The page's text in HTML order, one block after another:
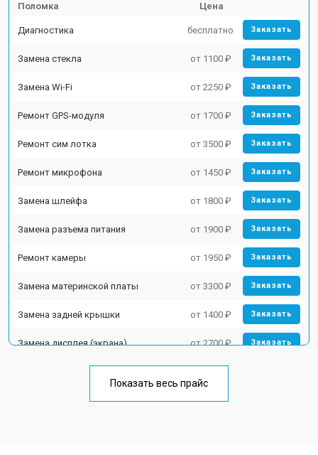
Поломка Цена
Диагностика бесплатно Заказать
Замена стекла от 1100 ₽ Заказать
Замена Wi-Fi от 2250 ₽ Заказать
Ремонт GPS-модуля от 1700 ₽ Заказать
Ремонт сим лотка от 3500 ₽ Заказать
Ремонт микрофона от 1450 ₽ Заказать
Замена шлейфа от 1800 ₽ Заказать
Замена разъема питания от 1900 ₽ Заказать
Ремонт камеры от 1950 ₽ Заказать
Замена материнской платы от 3300 ₽ Заказать
Замена задней крышки от 1400 ₽ Заказать
Замена дисплея (экрана) от 2700 ₽ Заказать
Замена кнопки включения от 1750 ₽
Показать весь прайс